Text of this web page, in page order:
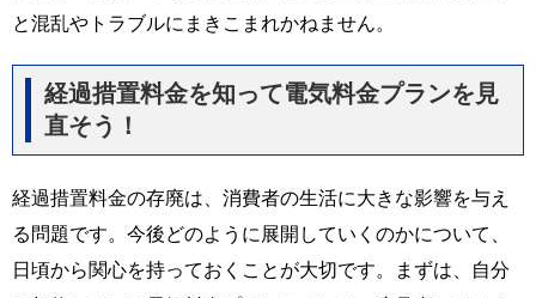
と混乱やトラブルにまきこまれかねません。
経過措置料金を知って電気料金プランを見
直そう！
経過措置料金の存廃は、消費者の生活に大きな影響を与え
る問題です。今後どのように展開していくのかについて、
日頃から関心を持っておくことが大切です。まずは、自分